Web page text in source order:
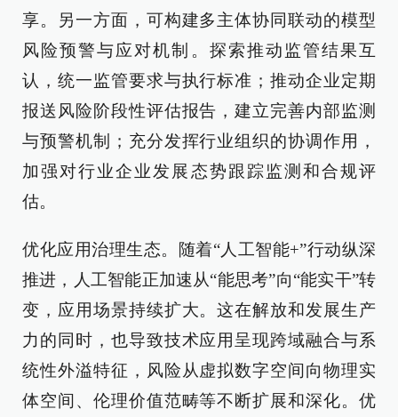
享。另一方面，可构建多主体协同联动的模型
风险预警与应对机制。探索推动监管结果互
认，统一监管要求与执行标准；推动企业定期
报送风险阶段性评估报告，建立完善内部监测
与预警机制；充分发挥行业组织的协调作用，
加强对行业企业发展态势跟踪监测和合规评
估。
优化应用治理生态。随着“人工智能+”行动纵深
推进，人工智能正加速从“能思考”向“能实干”转
变，应用场景持续扩大。这在解放和发展生产
力的同时，也导致技术应用呈现跨域融合与系
统性外溢特征，风险从虚拟数字空间向物理实
体空间、伦理价值范畴等不断扩展和深化。优